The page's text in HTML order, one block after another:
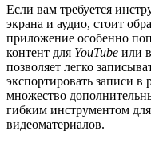
Если вам требуется
экрана и аудио, стоит
приложение особенно
контент для YouTube или
позволяет легко
экспортировать записи
множество
гибким инструментом
видеоматериалов.